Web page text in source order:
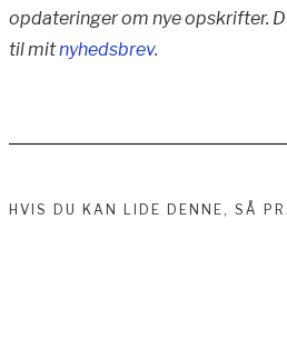
opdateringer om nye opskrifter.
til mitnyhedsbrev.
HVIS DU KAN LIDE DENNE, SÅ